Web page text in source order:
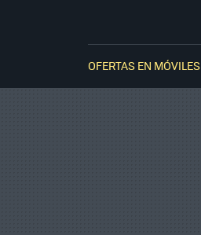
OFERTAS EN MÓVILES